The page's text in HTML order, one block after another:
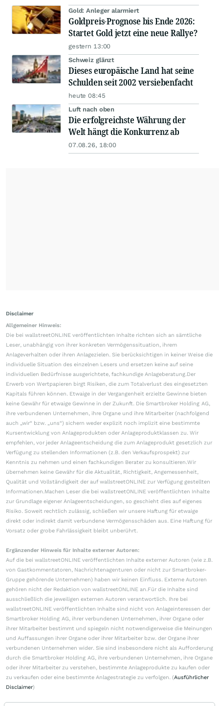
Gold: Anleger alarmiert
Goldpreis-Prognose bis Ende 2026:
Startet Gold jetzt eine neue Rallye?
gestern 13:00
Schweiz glänzt
Dieses europäische Land hat seine
Schulden seit 2002 versiebenfacht
heute 08:45
Luft nach oben
Die erfolgreichste Währung der
Welt hängt die Konkurrenz ab
07.08.26, 18:00
Disclaimer
Allgemeiner Hinweis:
Die bei wallstreetONLINE veröffentlichten Inhalte richten sich an sämtliche
Leser, unabhängig von ihrer konkreten Vermögenssituation, ihrem
Anlageverhalten oder ihren Anlagezielen. Sie berücksichtigen in keiner Weise die
individuelle Situation des einzelnen Lesers und ersetzen keine auf seine
individuellen Bedürfnisse ausgerichtete, fachkundige Anlageberatung.Der
Erwerb von Wertpapieren birgt Risiken, die zum Totalverlust des eingesetzten
Kapitals führen können. Etwaige in der Vergangenheit erzielte Gewinne bieten
keine Gewähr für etwaige Gewinne in der Zukunft. Die Smartbroker Holding AG,
ihre verbundenen Unternehmen, ihre Organe und ihre Mitarbeiter (nachfolgend
auch „wir“ bzw. „uns“) sichern weder explizit noch implizit eine bestimmte
Kursentwicklung von Anlageprodukten oder Anlageproduktklassen zu. Wir
empfehlen, vor jeder Anlageentscheidung die zum Anlageprodukt gesetzlich zur
Verfügung zu stellenden Informationen (z.B. den Verkaufsprospekt) zur
Kenntnis zu nehmen und einen fachkundigen Berater zu konsultieren.Wir
übernehmen keine Gewähr für die Aktualität, Richtigkeit, Angemessenheit,
Qualität und Vollständigkeit der auf wallstreetONLINE zur Verfügung gestellten
Informationen.Machen Leser die bei wallstreetONLINE veröffentlichten Inhalte
zur Grundlage eigener Anlageentscheidungen, so geschieht dies auf eigenes
Risiko. Soweit rechtlich zulässig, schließen wir unsere Haftung für etwaige
direkt oder indirekt damit verbundene Vermögensschäden aus. Eine Haftung für
Vorsatz oder grobe Fahrlässigkeit bleibt unberührt.
Ergänzender Hinweis für Inhalte externer Autoren:
Auf die bei wallstreetONLINE veröffentlichten Inhalte externer Autoren (wie z.B.
von Gastkommentatoren, Nachrichtenagenturen oder nicht zur Smartbroker-
Gruppe gehörende Unternehmen) haben wir keinen Einfluss. Externe Autoren
gehören nicht der Redaktion von wallstreetONLINE an.Für die Inhalte sind
ausschließlich die jeweiligen externen Autoren verantwortlich. Ihre bei
wallstreetONLINE veröffentlichten Inhalte sind nicht von Anlageinteressen der
Smartbroker Holding AG, ihrer verbundenen Unternehmen, ihrer Organe oder
ihrer Mitarbeiter bestimmt und spiegeln nicht notwendigerweise die Meinungen
und Auffassungen ihrer Organe oder ihrer Mitarbeiter bzw. der Organe ihrer
verbundenen Unternehmen wider. Sie sind insbesondere nicht als Aufforderung
durch die Smartbroker Holding AG, ihre verbundenen Unternehmen, ihre Organe
oder ihrer Mitarbeiter zu verstehen, bestimmte Anlageprodukte zu kaufen oder
zu verkaufen oder eine bestimmte Anlagestrategie zu verfolgen. (Ausführlicher
Disclaimer)